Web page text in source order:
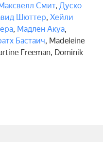
Смит, Дуско
Шюттер, Хейли
, Мадлен Акуа,
Бастаич, Madeleine
Freeman, Dominik